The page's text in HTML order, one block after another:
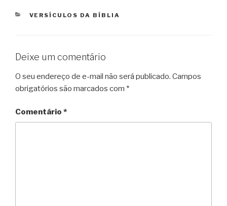
CATEGORIAS
VERSÍCULOS DA BÍBLIA
Deixe um comentário
O seu endereço de e-mail não será publicado. Campos
obrigatórios são marcados com *
Comentário *